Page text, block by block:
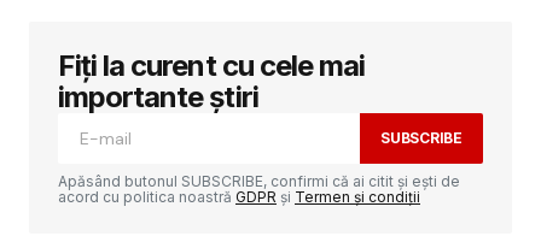
Adresa ta de email nu va fi publicată.
Câmpurile obligatorii sunt marcate cu
Fiți la curent cu cele mai
importante știri
SUBSCRIBE
Apăsând butonul SUBSCRIBE, confirmi că ai citit și ești de
acord cu politica noastră GDPR și Termen și condiții